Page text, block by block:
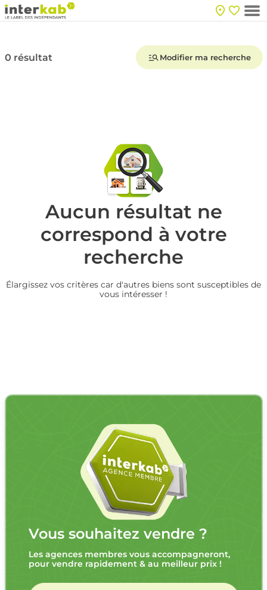
0 résultat Modifier ma recherche
Aucun résultat ne
correspond à votre
recherche
Élargissez vos critères car d'autres biens sont susceptibles de
vous intéresser !
Vous souhaitez vendre ?
Les agences membres vous accompagneront,
pour vendre rapidement & au meilleur prix !